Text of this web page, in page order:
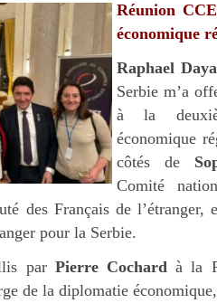
Réunion
économique
Raphael
Serbie m’a
à la
économique
côtés de
Comité
des Français de l’étranger,
pour la Serbie.
par Pierre Cochard à la
de la diplomatie